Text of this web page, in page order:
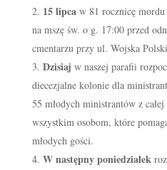
15 lipca w 81 rocznicę
na mszę św. o g. 17:00 przed
cmentarzu przy ul. Wojska
Dzisiaj w naszej parafii
diecezjalne kolonie dla
55 młodych ministrantów z
wszystkim osobom, które
młodych gości.
W następny poniedziałek